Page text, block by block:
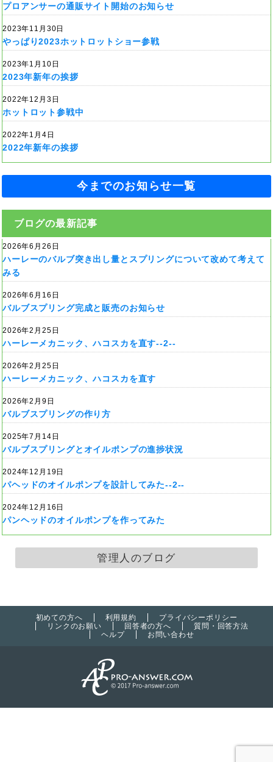
プロアンサーの通販サイト開始のお知らせ
2023年11月30日
やっぱり2023ホットロットショー参戦
2023年1月10日
2023年新年の挨拶
2022年12月3日
ホットロット参戦中
2022年1月4日
2022年新年の挨拶
今までのお知らせ一覧
ブログの最新記事
2026年6月26日
ハーレーのバルブ突き出し量とスプリングについて改めて考えて
みる
2026年6月16日
バルブスプリング完成と販売のお知らせ
2026年2月25日
ハーレーメカニック、ハコスカを直す--2--
2026年2月25日
ハーレーメカニック、ハコスカを直す
2026年2月9日
バルブスプリングの作り方
2025年7月14日
バルブスプリングとオイルポンプの進捗状況
2024年12月19日
パヘッドのオイルポンプを設計してみた--2--
2024年12月16日
パンヘッドのオイルポンプを作ってみた
管理人のブログ
初めての方へ 利用規約
プライバシーポリシー
リンクのお願い
回答者の方へ
質問・回答方法
ヘルプ
お問い合わせ